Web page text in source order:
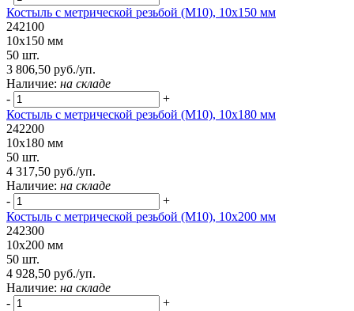
Костыль с метрической резьбой (М10), 10х150 мм
242100
10х150 мм
50 шт.
3 806,50 руб./уп.
Наличие: на складе
-
+
Костыль с метрической резьбой (М10), 10х180 мм
242200
10х180 мм
50 шт.
4 317,50 руб./уп.
Наличие: на складе
-
+
Костыль с метрической резьбой (М10), 10х200 мм
242300
10х200 мм
50 шт.
4 928,50 руб./уп.
Наличие: на складе
-
+